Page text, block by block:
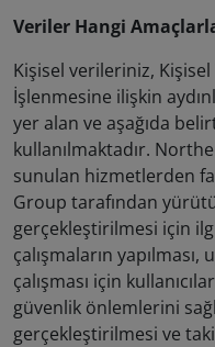
Veriler Hangi
Kişisel verileriniz,
İşlenmesine ilişkin
yer alan ve aşağıda
kullanılmaktadır.
sunulan hizmetlerden
Group tarafından
gerçekleştirilmesi için
çalışmaların
çalışması için
güvenlik önlemlerini
gerçekleştirilmesi ve